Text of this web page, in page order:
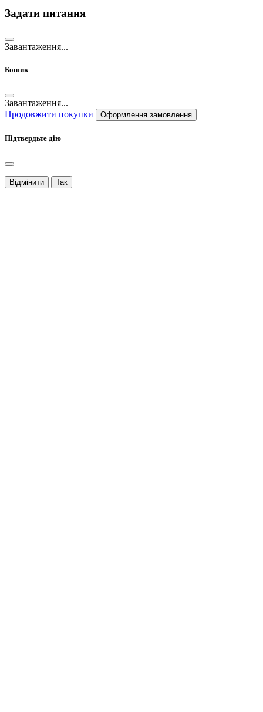
Задати питання
Завантаження...
Кошик
Завантаження...
Продовжити покупки
Оформлення замовлення
Підтвердьте дію
Відмінити Так